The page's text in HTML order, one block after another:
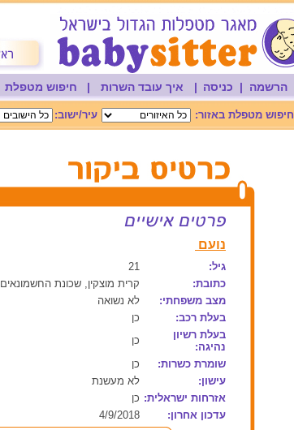
הרשמה | כניסה | איך עובד השרות | חיפוש מטפלת
חיפוש מטפלת באזור: עיר/ישוב:
נועם
גיל:
21
כתובת:
קרית מוצקין, שכונת החשמונאים
מצב משפחתי:
לא נשואה
בעלת רכב:
כן
בעלת רשיון
נהיגה:
כן
שומרת כשרות:
כן
עישון:
לא מעשנת
אזרחות ישראלית: כן
עדכון אחרון:
4/9/2018